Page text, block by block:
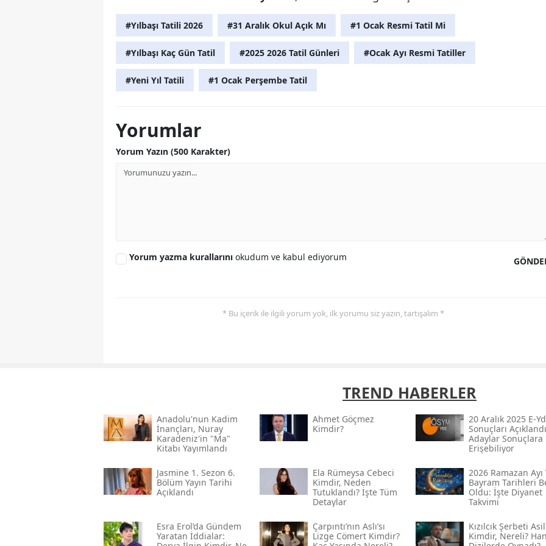
#Yılbaşı Tatili 2026 #31 Aralık Okul Açık Mı #1 Ocak Resmi Tatil Mi
#Yılbaşı Kaç Gün Tatil #2025 2026 Tatil Günleri #Ocak Ayı Resmi Tatiller
#Yeni Yıl Tatili #1 Ocak Perşembe Tatil
Yorumlar
Yorum Yazın (500 Karakter)
Yorum yazma kurallarını okudum ve kabul ediyorum
* Bu içerik ile ilgili yorum yok, ilk yorumu siz yazın, tartışalım *
TREND HABERLER
Anadolu'nun Kadim
İnançları, Nuray
Karadeniz'in "ma"
Kitabı Yayımlandı
Ahmet Göçmez
Kimdir?
20 Aralık 2025 E-
Sonuçları
Adaylar Sonuçlara
Erişebiliyor
Jasmine 1. Sezon 6.
Bölüm Yayın Tarihi
Açıklandı
Ela Rümeysa Cebeci
Kimdir, Neden
Tutuklandı? İşte Tüm
Detaylar
2026 Ramazan Ayı
Bayram Tarihleri
Oldu: İşte Diyanet
Takvimi
Esra Erol’da Gündem
Yaratan İddialar:
Çarpıntı’nın Aslı’sı
Lizge Cömert Kimdir?
Kızılcık Şerbeti Asil
Kimdir, Nereli?